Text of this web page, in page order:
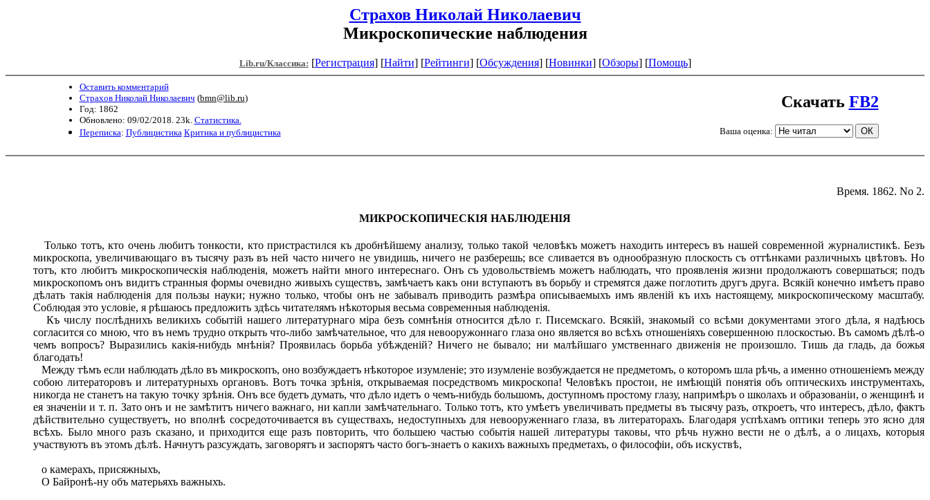
Страхов Николай Николаевич
Микроскопические наблюдения
Lib.ru/Классика: [Регистрация] [Найти] [Рейтинги] [Обсуждения] [Новинки] [Обзоры] [Помощь]
Оставить комментарий
Страхов Николай Николаевич (bmn@lib.ru)
Год: 1862
Обновлено: 09/02/2018. 23k. Статистика.
Переписка: Публицистика Критика и публицистика
Скачать FB2
Ваша оценка:
Время. 1862. No 2.
МИКРОСКОПИЧЕСКІЯ НАБЛЮДЕНІЯ
Только тотъ, кто очень любитъ тонкости, кто пристрастился къ дробнѣйшему анализу, только такой человѣкъ можетъ находить интересъ въ нашей современной журналистикѣ. Безъ
микроскопа, увеличивающаго въ тысячу разъ въ ней часто ничего не увидишь, ничего не разберешь; все сливается въ однообразную плоскость съ оттѣнками различныхъ цвѣтовъ. Но
тотъ, кто любитъ микроскопическія наблюденія, можетъ найти много интереснаго. Онъ съ удовольствіемъ можетъ наблюдать, что проявленія жизни продолжаютъ совершаться; подъ
микроскопомъ онъ видитъ странныя формы очевидно живыхъ существъ, замѣчаетъ какъ они вступаютъ въ борьбу и стремятся даже поглотить другъ друга. Всякій конечно имѣетъ право
дѣлать такія наблюденія для пользы науки; нужно только, чтобы онъ не забывалъ приводить размѣра описываемыхъ имъ явленій къ ихъ настоящему, микроскопическому масштабу.
Соблюдая это условіе, я рѣшаюсь предложить здѣсь читателямъ нѣкоторыя весьма современныя наблюденія.
Къ числу послѣднихъ великихъ событій нашего литературнаго міра безъ сомнѣнія относится дѣло г. Писемскаго. Всякій, знакомый со всѣми документами этого дѣла, я надѣюсь
согласится со мною, что въ немъ трудно открыть что-либо замѣчательное, что для невооружоннаго глаза оно является во всѣхъ отношеніяхъ совершенною плоскостью. Въ самомъ дѣлѣ-о
чемъ вопросъ? Выразились какія-нибудь мнѣнія? Проявилась борьба убѣжденій? Ничего не бывало; ни малѣйшаго умственнаго движенія не произошло. Тишь да гладь, да божья
благодать!
Между тѣмъ если наблюдать дѣло въ микроскопъ, оно возбуждаетъ нѣкоторое изумленіе; это изумленіе возбуждается не предметомъ, о которомъ шла рѣчь, а именно отношеніемъ между
собою литераторовъ и литературныхъ органовъ. Вотъ точка зрѣнія, открываемая посредствомъ микроскопа! Человѣкъ простои, не имѣющій понятія объ оптическихъ инструментахъ,
никогда не станетъ на такую точку зрѣнія. Онъ все будетъ думать, что дѣло идетъ о чемъ-нибудь большомъ, доступномъ простому глазу, напримѣръ о школахъ и образованіи, о женщинѣ и
ея значеніи и т. п. Зато онъ и не замѣтитъ ничего важнаго, ни капли замѣчательнаго. Только тотъ, кто умѣетъ увеличивать предметы въ тысячу разъ, откроетъ, что интересъ, дѣло, фактъ
дѣйствительно существуетъ, но вполнѣ сосредоточивается въ существахъ, недоступныхъ для невооруженнаго глаза, въ литераторахъ. Благодаря успѣхамъ оптики теперь это ясно для
всѣхъ. Было много разъ сказано, и приходится еще разъ повторить, что большею частью событія нашей литературы таковы, что рѣчь нужно вести не о дѣлѣ, а о лицахъ, которыя
участвуютъ въ этомъ дѣлѣ. Начнутъ разсуждать, заговорятъ и заспорятъ часто богъ-знаетъ о какихъ важныхъ предметахъ, о философіи, объ искуствѣ,
о камерахъ, присяжныхъ,
О Байронѣ-ну объ матерьяхъ важныхъ.